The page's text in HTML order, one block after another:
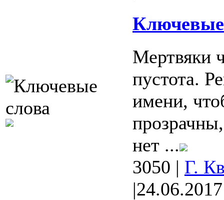
Ключевые
Мертвяки
пустота.
имени,
нет ...
3050 | Г.
|24.06.2017